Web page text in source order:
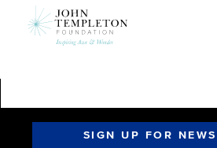
SIGN UP FOR